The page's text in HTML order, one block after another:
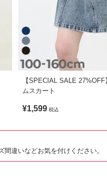
【SPECIAL SALE
ムスカート
¥1,599 税込
違いなどお気を付けください。